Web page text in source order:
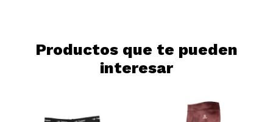
Productos que te pueden
interesar